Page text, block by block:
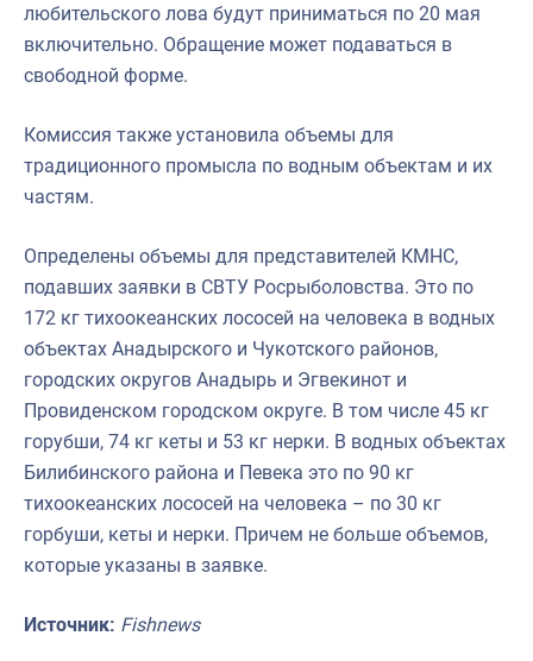
любительского лова будут приниматься по 20 мая
включительно. Обращение может подаваться в
свободной форме.
Комиссия также установила объемы для
традиционного промысла по водным объектам и их
частям.
Определены объемы для представителей КМНС,
подавших заявки в СВТУ Росрыболовства. Это по
172 кг тихоокеанских лососей на человека в водных
объектах Анадырского и Чукотского районов,
городских округов Анадырь и Эгвекинот и
Провиденском городском округе. В том числе 45 кг
горубши, 74 кг кеты и 53 кг нерки. В водных объектах
Билибинского района и Певека это по 90 кг
тихоокеанских лососей на человека – по 30 кг
горбуши, кеты и нерки. Причем не больше объемов,
которые указаны в заявке.
Источник: Fishnews